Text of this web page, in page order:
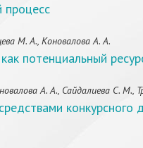
процесс
М. А., Коновалова А. А.
потенциальный
А. А., Сайдалиева С. М.,
конкурсного